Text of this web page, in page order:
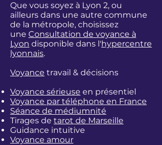
Que vous soyez à Lyon 2, ou
ailleurs dans une autre commune
de la métropole, choisissez
une Consultation de voyance à
Lyon disponible dans l'hypercentre
lyonnais.
Voyance travail & décisions
Voyance sérieuse en présentiel
Voyance par téléphone en France
Séance de médiumnité
Tirages de tarot de Marseille
Guidance intuitive
Voyance amour